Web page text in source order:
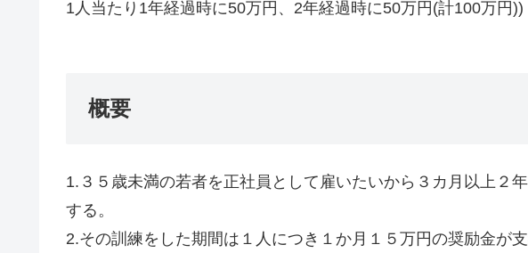
1人当たり1年経過時に50万円、2年経過時に50万円(計100万円))
概要
1.３５歳未満の若者を正社員として雇いたいから３カ月以上２
する。
2.その訓練をした期間は１人につき１か月１５万円の奨励金が